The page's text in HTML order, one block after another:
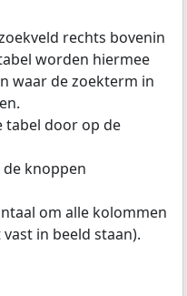
rechts bovenin
worden hiermee
waar de zoekterm in
tabel door op de
knoppen
om alle kolommen
in beeld staan).